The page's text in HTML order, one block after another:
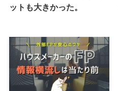
ットも大きかった。